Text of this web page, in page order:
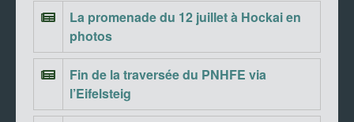
La promenade du 12 juillet à Hockai en
photos
Fin de la traversée du PNHFE via
l’Eifelsteig